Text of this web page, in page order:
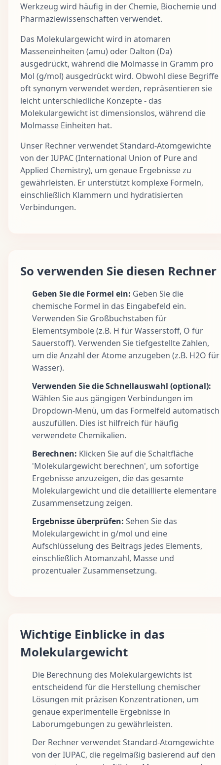
Werkzeug wird häufig in der Chemie, Biochemie und
Pharmaziewissenschaften verwendet.
Das Molekulargewicht wird in atomaren
Masseneinheiten (amu) oder Dalton (Da)
ausgedrückt, während die Molmasse in Gramm pro
Mol (g/mol) ausgedrückt wird. Obwohl diese Begriffe
oft synonym verwendet werden, repräsentieren sie
leicht unterschiedliche Konzepte - das
Molekulargewicht ist dimensionslos, während die
Molmasse Einheiten hat.
Unser Rechner verwendet Standard-Atomgewichte
von der IUPAC (International Union of Pure and
Applied Chemistry), um genaue Ergebnisse zu
gewährleisten. Er unterstützt komplexe Formeln,
einschließlich Klammern und hydratisierten
Verbindungen.
So verwenden Sie diesen Rechner
Geben Sie die Formel ein: Geben Sie die
chemische Formel in das Eingabefeld ein.
Verwenden Sie Großbuchstaben für
Elementsymbole (z.B. H für Wasserstoff, O für
Sauerstoff). Verwenden Sie tiefgestellte Zahlen,
um die Anzahl der Atome anzugeben (z.B. H2O für
Wasser).
Verwenden Sie die Schnellauswahl (optional):
Wählen Sie aus gängigen Verbindungen im
Dropdown-Menü, um das Formelfeld automatisch
auszufüllen. Dies ist hilfreich für häufig
verwendete Chemikalien.
Berechnen: Klicken Sie auf die Schaltfläche
'Molekulargewicht berechnen', um sofortige
Ergebnisse anzuzeigen, die das gesamte
Molekulargewicht und die detaillierte elementare
Zusammensetzung zeigen.
Ergebnisse überprüfen: Sehen Sie das
Molekulargewicht in g/mol und eine
Aufschlüsselung des Beitrags jedes Elements,
einschließlich Atomanzahl, Masse und
prozentualer Zusammensetzung.
Wichtige Einblicke in das
Molekulargewicht
Die Berechnung des Molekulargewichts ist
entscheidend für die Herstellung chemischer
Lösungen mit präzisen Konzentrationen, um
genaue experimentelle Ergebnisse in
Laborumgebungen zu gewährleisten.
Der Rechner verwendet Standard-Atomgewichte
von der IUPAC, die regelmäßig basierend auf den